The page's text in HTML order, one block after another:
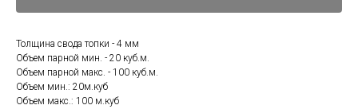
Толщина свода топки - 4 мм
Объем парной мин. - 20 куб.м.
Объем парной макс. - 100 куб.м.
Объем мин.: 20м.куб
Объем макс.: 100 м.куб